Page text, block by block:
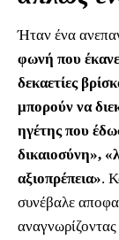
Ήταν ένα
φωνή που
δεκαετίες
μπορούν να
ηγέτης που
δικαιοσύνη»,
αξιοπρέπεια».
συνέβαλε